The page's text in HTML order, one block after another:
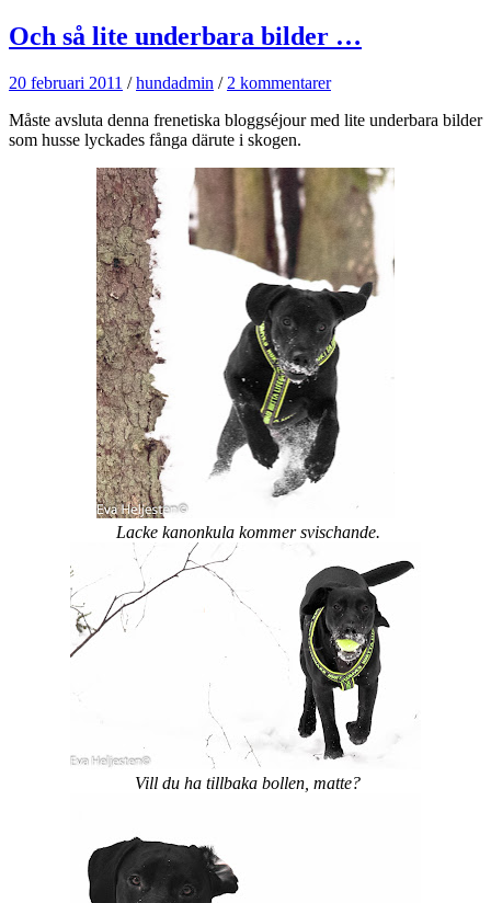
Och så lite underbara bilder …
20 februari 2011 /hundadmin / 2 kommentarer
Måste avsluta denna frenetiska bloggséjour med lite underbara bilder
som husse lyckades fånga därute i skogen.
Lacke kanonkula kommer svischande.
Vill du ha tillbaka bollen, matte?